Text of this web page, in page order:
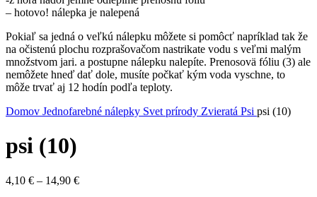
– hotovo! nálepka je nalepená
Pokiaľ sa jedná o veľkú nálepku môžete si pomôcť napríklad tak že
na očistenú plochu rozprašovačom nastrikate vodu s veľmi malým
množstvom jari. a postupne nálepku nalepíte. Prenosovä fóliu (3) ale
nemôžete hneď dať dole, musíte počkať kým voda vyschne, to
môže trvať aj 12 hodín podľa teploty.
Domov Jednofarebné nálepky Svet prírody Zvieratá Psi psi (10)
psi (10)
4,10 € – 14,90 €Price